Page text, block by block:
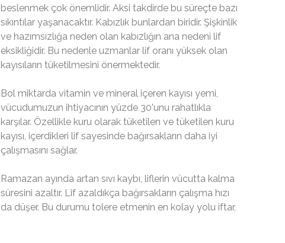
beslenmek çok önemlidir. Aksi takdirde bu süreçte bazı
sıkıntılar yaşanacaktır. Kabızlık bunlardan biridir. Şişkinlik
ve hazımsızlığa neden olan kabızlığın ana nedeni lif
eksikliğidir. Bu nedenle uzmanlar lif oranı yüksek olan
kayısıların tüketilmesini önermektedir.
Bol miktarda vitamin ve mineral içeren kayısı yemi,
vücudumuzun ihtiyacının yüzde 30'unu rahatlıkla
karşılar. Özellikle kuru olarak tüketilen ve tüketilen kuru
kayısı, içerdikleri lif sayesinde bağırsakların daha iyi
çalışmasını sağlar.
Ramazan ayında artan sıvı kaybı, liflerin vücutta kalma
süresini azaltır. Lif azaldıkça bağırsakların çalışma hızı
da düşer. Bu durumu tolere etmenin en kolay yolu iftar,